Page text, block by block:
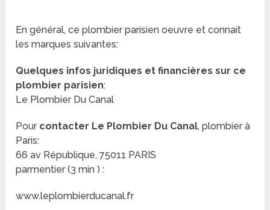
En général, ce plombier parisien oeuvre et connait
les marques suivantes:
Quelques infos juridiques et financières sur ce
plombier parisien:
Le Plombier Du Canal
Pour contacter Le Plombier Du Canal, plombier à
Paris:
66 av République, 75011 PARIS
parmentier (3 min ) :
www.leplombierducanal.fr